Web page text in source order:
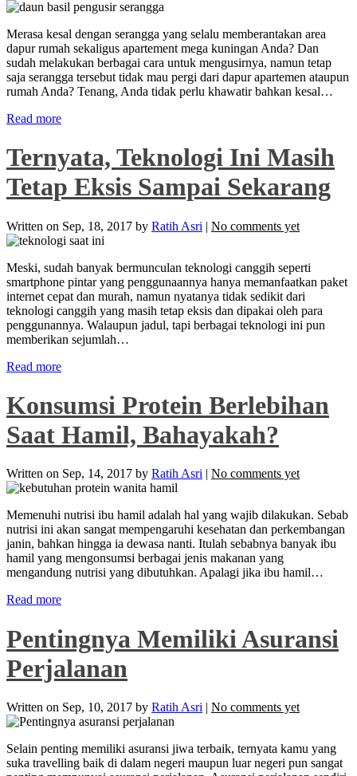
Merasa kesal dengan serangga yang selalu memberantakan area
dapur rumah sekaligus apartement mega kuningan Anda? Dan
sudah melakukan berbagai cara untuk mengusirnya, namun tetap
saja serangga tersebut tidak mau pergi dari dapur apartemen ataupun
rumah Anda? Tenang, Anda tidak perlu khawatir bahkan kesal…
Read more
Ternyata, Teknologi Ini Masih
Tetap Eksis Sampai Sekarang
Written on Sep, 18, 2017 by Ratih Asri | No comments yet
Meski, sudah banyak bermunculan teknologi canggih seperti
smartphone pintar yang penggunaannya hanya memanfaatkan paket
internet cepat dan murah, namun nyatanya tidak sedikit dari
teknologi canggih yang masih tetap eksis dan dipakai oleh para
penggunannya. Walaupun jadul, tapi berbagai teknologi ini pun
memberikan sejumlah…
Read more
Konsumsi Protein Berlebihan
Saat Hamil, Bahayakah?
Written on Sep, 14, 2017 by Ratih Asri | No comments yet
Memenuhi nutrisi ibu hamil adalah hal yang wajib dilakukan. Sebab
nutrisi ini akan sangat mempengaruhi kesehatan dan perkembangan
janin, bahkan hingga ia dewasa nanti. Itulah sebabnya banyak ibu
hamil yang mengonsumsi berbagai jenis makanan yang
mengandung nutrisi yang dibutuhkan. Apalagi jika ibu hamil…
Read more
Pentingnya Memiliki Asuransi
Perjalanan
Written on Sep, 10, 2017 by Ratih Asri | No comments yet
Selain penting memiliki asuransi jiwa terbaik, ternyata kamu yang
suka travelling baik di dalam negeri maupun luar negeri pun sangat